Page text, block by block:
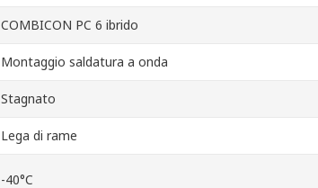
COMBICON PC 6 ibrido
Montaggio saldatura a onda
Stagnato
Lega di rame
-40°C